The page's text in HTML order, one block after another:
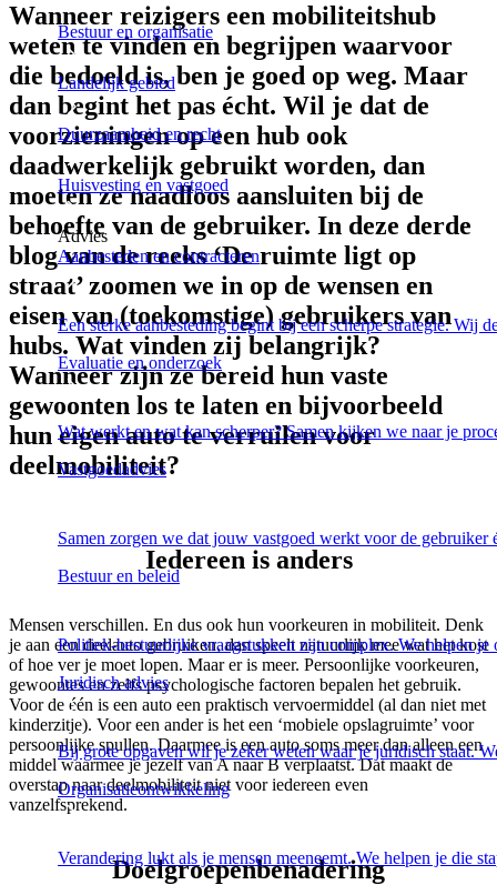
Bestuur en organisatie
Landelijk gebied
Duurzaamheid en recht
Huisvesting en vastgoed
Advies
Aanbesteden en contracteren
Een sterke aanbesteding begint bij een scherpe strategie. Wij
Evaluatie en onderzoek
Wat werkt en wat kan scherper? Samen kijken we naar je
Vastgoedadvies
Samen zorgen we dat jouw vastgoed werkt voor de gebruiker
Bestuur en beleid
Politiek-bestuurlijke vraagstukken zijn complex. We helpen
Juridisch advies
Bij grote opgaven wil je zeker weten waar je juridisch staat.
Organisatieontwikkeling
Verandering lukt als je mensen meeneemt. We helpen je die
Wanneer reizigers een mobiliteitshub
weten te vinden en begrijpen waarvoor
die bedoeld is, ben je goed op weg. Maar
dan begint het pas écht. Wil je dat de
voorzieningen op een hub ook
daadwerkelijk gebruikt worden, dan
moeten ze naadloos aansluiten bij de
behoefte van de gebruiker. In deze derde
blog van de reeks ‘De ruimte ligt op
straat’ zoomen we in op de wensen en
eisen van (toekomstige) gebruikers van
hubs. Wat vinden zij belangrijk?
Wanneer zijn ze bereid hun vaste
gewoonten los te laten en bijvoorbeeld
hun eigen auto te verruilen voor
deelmobiliteit?
Iedereen is anders
Mensen verschillen. En dus ook hun voorkeuren in mobiliteit. Denk
je aan een deelauto gebruiken, dan speelt natuurlijk mee wat het kost
of hoe ver je moet lopen. Maar er is meer. Persoonlijke voorkeuren,
gewoontes en zelfs psychologische factoren bepalen het gebruik.
Voor de één is een auto een praktisch vervoermiddel (al dan niet met
kinderzitje). Voor een ander is het een ‘mobiele opslagruimte’ voor
persoonlijke spullen. Daarmee is een auto soms meer dan alleen een
middel waarmee je jezelf van A naar B verplaatst. Dat maakt de
overstap naar deelmobiliteit niet voor iedereen even
vanzelfsprekend.
Doelgroepenbenadering